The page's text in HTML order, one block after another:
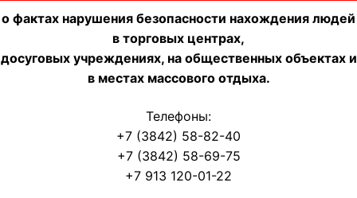
о фактах нарушения безопасности нахождения людей
в торговых центрах,
досуговых учреждениях, на общественных объектах и
в местах массового отдыха.
Телефоны:
+7 (3842) 58-82-40
+7 (3842) 58-69-75
+7 913 120-01-22